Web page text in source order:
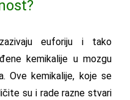
euforiju i tako
kemikalije u mozgu
Ove kemikalije, koje se
su i rade razne stvari